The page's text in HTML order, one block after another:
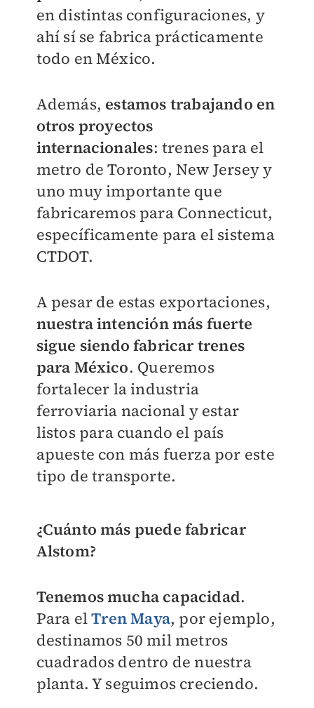
en distintas configuraciones, y
ahí sí se fabrica prácticamente
todo en México.
Además, estamos trabajando en
otros proyectos
internacionales: trenes para el
metro de Toronto, New Jersey y
uno muy importante que
fabricaremos para Connecticut,
específicamente para el sistema
CTDOT.
A pesar de estas exportaciones,
nuestra intención más fuerte
sigue siendo fabricar trenes
para México. Queremos
fortalecer la industria
ferroviaria nacional y estar
listos para cuando el país
apueste con más fuerza por este
tipo de transporte.
¿Cuánto más puede fabricar
Alstom?
Tenemos mucha capacidad.
Para elTren Maya, por ejemplo,
destinamos 50 mil metros
cuadrados dentro de nuestra
planta. Y seguimos creciendo.